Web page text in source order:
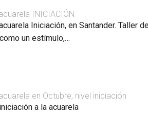
INICIACIÓN
Iniciación, en Santander. Taller
un estímulo,…
en Octubre, nivel iniciación
a la acuarela